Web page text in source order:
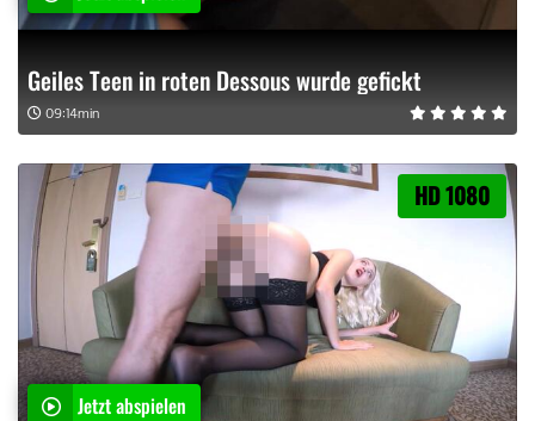
Geiles Teen in roten Dessous wurde gefickt
09:14min
HD 1080
Jetzt abspielen